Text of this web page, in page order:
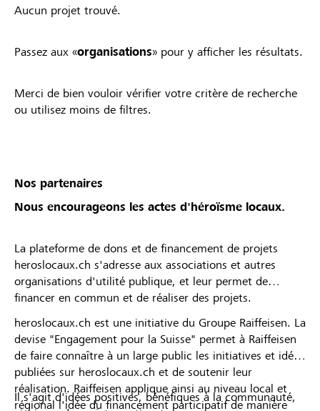
Aucun projet trouvé.
Passez aux «organisations» pour y afficher les résultats.
Merci de bien vouloir vérifier votre critère de recherche
ou utilisez moins de filtres.
Nos partenaires
Nous encourageons les actes d'héroïsme locaux.
La plateforme de dons et de financement de projets
heroslocaux.ch s'adresse aux associations et autres
organisations d'utilité publique, et leur permet de
financer en commun et de réaliser des projets.
heroslocaux.ch est une initiative du Groupe Raiffeisen. La
devise "Engagement pour la Suisse" permet à Raiffeisen
de faire connaître à un large public les initiatives et idées
publiées sur heroslocaux.ch et de soutenir leur
réalisation. Raiffeisen applique ainsi au niveau local et
régional l'idée du financement participatif de manière
Il s'agit d'idées positives, bénéfiques à la communauté,